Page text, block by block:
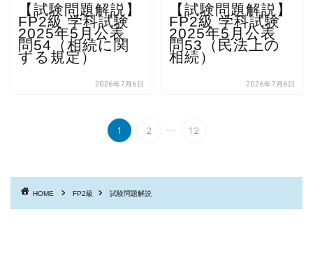
【試験問題解説】
FP2級 学科試験
2025年5月公表
問54（相続に関
する規定）
2026年7月6日
【試験問題解説】
FP2級 学科試験
2025年5月公表
問53（民法上の
相続）
2026年7月6日
1 2 ... 12
HOME FP2級 試験問題解説